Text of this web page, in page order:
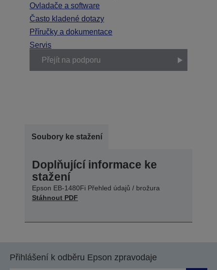
Ovladače a software
Často kladené dotazy
Příručky a dokumentace
Servis
Přejít na podporu
Soubory ke stažení
Doplňující informace ke
stažení
Epson EB-1480Fi Přehled údajů / brožura
Stáhnout PDF
Přihlášení k odběru Epson zpravodaje